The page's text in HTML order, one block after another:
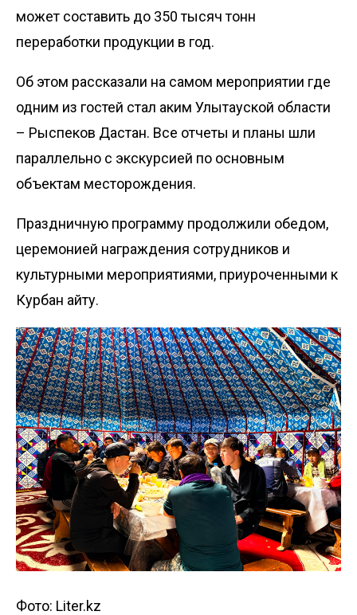
может составить до 350 тысяч тонн
переработки продукции в год.
Об этом рассказали на самом мероприятии где
одним из гостей стал аким Улытауской области
– Рыспеков Дастан. Все отчеты и планы шли
параллельно с экскурсией по основным
объектам месторождения.
Праздничную программу продолжили обедом,
церемонией награждения сотрудников и
культурными мероприятиями, приуроченными к
Курбан айту.
Фото: Liter.kz